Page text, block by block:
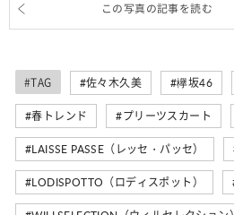
この写真の記事を読む
#TAG 佐々木久美 欅坂46
春トレンド プリーツスカート
LAISSE PASSE（レッセ・パッセ）
LODISPOTTO（ロディスポット）